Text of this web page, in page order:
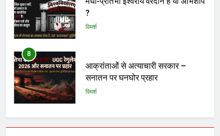
सनातन पर घनघोर प्रहार
विमर्श
1
एपस्टीन फाइल : आधुनिक असुरों का रक्त-
रंजित षड्यंत्र और वैश्विक मानवतावाद का
ढोंग
विमर्श
2